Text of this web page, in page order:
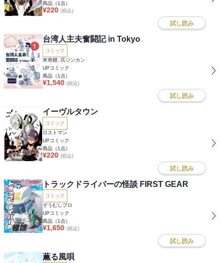
商品（1 点）
¥220 (税込)
試し読み
台湾人主夫奮闘記 in Tokyo
コミック
米奇鰻, 呉ジンカン
UPコミック
商品（1 点）
¥1,540 (税込)
試し読み
イーヴルタウン
コミック
ロストマン
UPコミック
商品（1 点）
¥220 (税込)
試し読み
トラックドライバーの怪談 FIRST GEAR
コミック
ぞうむしプロ
UPコミック
商品（1 点）
¥1,650 (税込)
試し読み
薫る風唄